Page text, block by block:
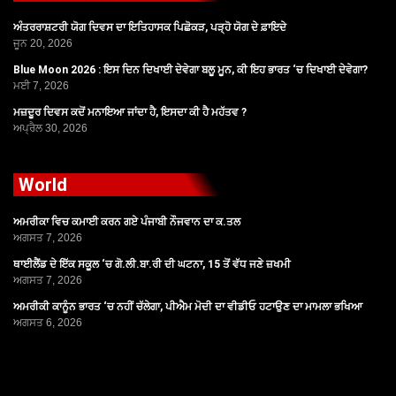
ਅੰਤਰਰਾਸ਼ਟਰੀ ਯੋਗ ਦਿਵਸ ਦਾ ਇਤਿਹਾਸਕ ਪਿਛੋਕੜ, ਪੜ੍ਹੋ ਯੋਗ ਦੇ ਫ਼ਾਇਦੇ
ਜੂਨ 20, 2026
Blue Moon 2026 : ਇਸ ਦਿਨ ਦਿਖਾਈ ਦੇਵੇਗਾ ਬਲੂ ਮੂਨ, ਕੀ ਇਹ ਭਾਰਤ ‘ਚ ਦਿਖਾਈ ਦੇਵੇਗਾ?
ਮਈ 7, 2026
ਮਜ਼ਦੂਰ ਦਿਵਸ ਕਦੋਂ ਮਨਾਇਆ ਜਾਂਦਾ ਹੈ, ਇਸਦਾ ਕੀ ਹੈ ਮਹੱਤਵ ?
ਅਪ੍ਰੈਲ 30, 2026
World
ਅਮਰੀਕਾ ਵਿਚ ਕਮਾਈ ਕਰਨ ਗਏ ਪੰਜਾਬੀ ਨੌਜਵਾਨ ਦਾ ਕ.ਤਲ
ਅਗਸਤ 7, 2026
ਥਾਈਲੈਂਡ ਦੇ ਇੱਕ ਸਕੂਲ ‘ਚ ਗੋ.ਲੀ.ਬਾ.ਰੀ ਦੀ ਘਟਨਾ, 15 ਤੋਂ ਵੱਧ ਜਣੇ ਜ਼ਖਮੀ
ਅਗਸਤ 7, 2026
ਅਮਰੀਕੀ ਕਾਨੂੰਨ ਭਾਰਤ ‘ਚ ਨਹੀਂ ਚੱਲੇਗਾ, ਪੀਐਮ ਮੋਦੀ ਦਾ ਵੀਡੀਓ ਹਟਾਉਣ ਦਾ ਮਾਮਲਾ ਭਖਿਆ
ਅਗਸਤ 6, 2026